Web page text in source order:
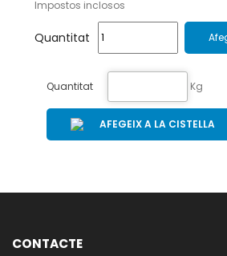
Impostos inclosos
Quantitat
Quantitat Kg
AFEGEIX A LA CISTELLA
CONTACTE